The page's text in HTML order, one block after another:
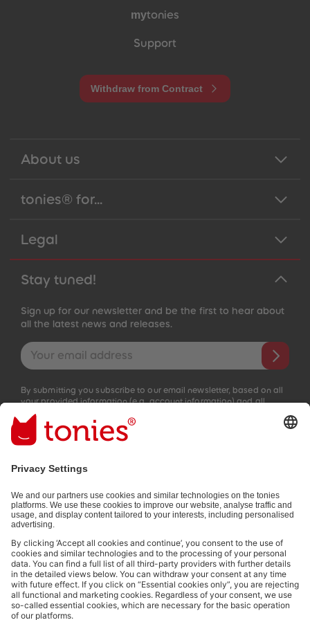
mytonies
Support
Withdraw from Contract
About us
tonies® for...
Legal
Stay tuned!
Sign up for our newsletter and be the first to hear about
all the latest news and releases.
Email address
By submitting you subscribe to our email newsletter, based on all
your provided information (e.g. account information) and all
interaction information provided by you for advertising purposes
(e.g. playtime information). You can unsubscribe at any time free
of charge.
Privacy policy.
Payment methods:
Social media links